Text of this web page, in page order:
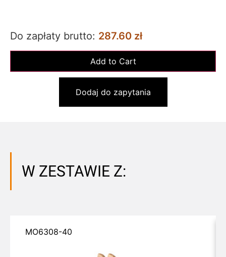
Do zapłaty brutto: 287.60 zł
Dodaj do zapytania
W ZESTAWIE Z:
MO6308-40